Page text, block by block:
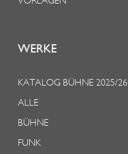
WERKE
KATALOG BÜHNE 2025/26
ALLE
BÜHNE
FUNK